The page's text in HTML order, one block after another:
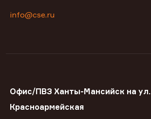
info@cse.ru
Офис/ПВЗ Ханты-Мансийск на ул.
Красноармейская